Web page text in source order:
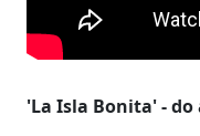
'La Isla Bonita' - do